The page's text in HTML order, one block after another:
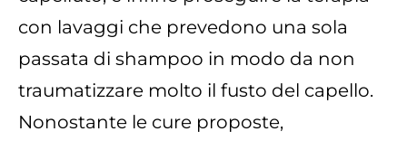
con lavaggi che prevedono una sola
passata di shampoo in modo da non
traumatizzare molto il fusto del capello.
Nonostante le cure proposte,